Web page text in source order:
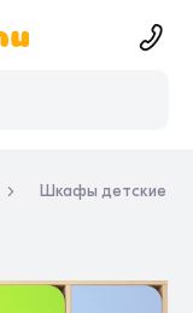
Шкафы детские